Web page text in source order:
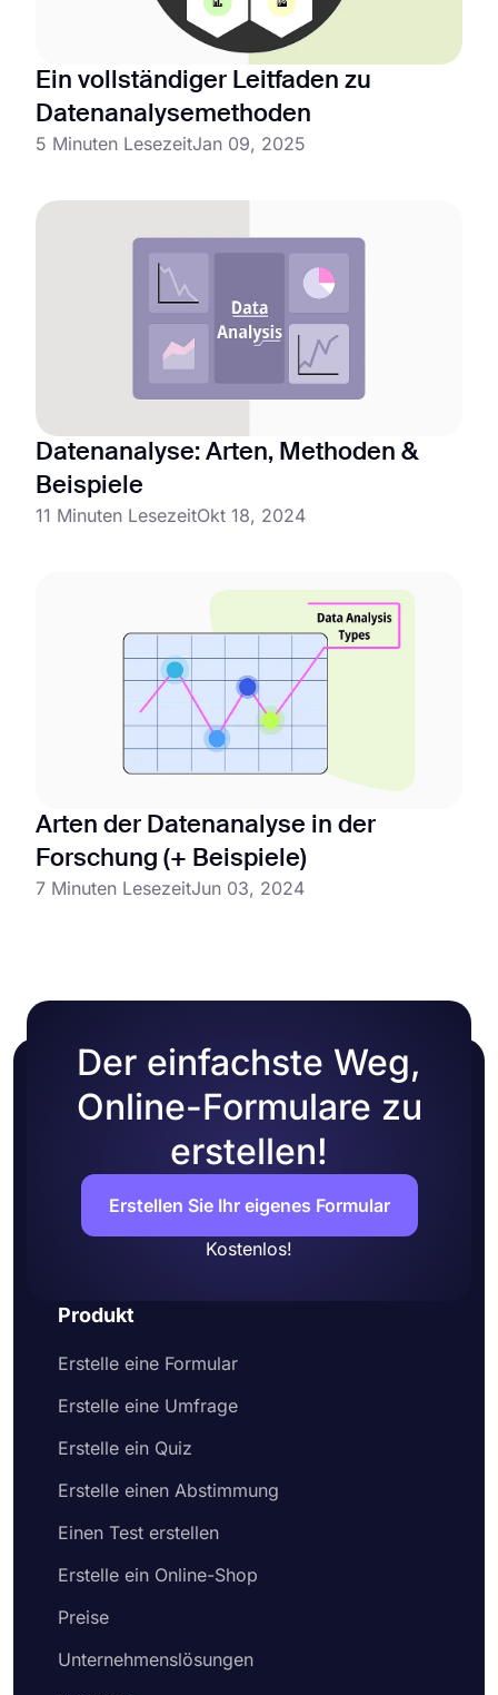
Ein vollständiger Leitfaden zu
Datenanalysemethoden
5 Minuten LesezeitJan 09, 2025
Datenanalyse: Arten, Methoden &
Beispiele
11 Minuten LesezeitOkt 18, 2024
Arten der Datenanalyse in der
Forschung (+ Beispiele)
7 Minuten LesezeitJun 03, 2024
Der einfachste Weg,
Online-Formulare zu
erstellen!
Erstellen Sie Ihr eigenes Formular
Kostenlos!
Produkt
Erstelle eine Formular
Erstelle eine Umfrage
Erstelle ein Quiz
Erstelle einen Abstimmung
Einen Test erstellen
Erstelle ein Online-Shop
Preise
Unternehmenslösungen